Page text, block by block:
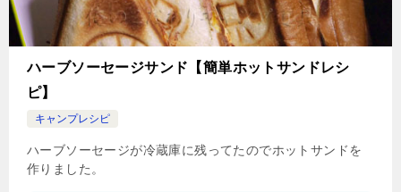
ハーブソーセージサンド【簡単ホットサンドレシ
ピ】
キャンプレシピ
ハーブソーセージが冷蔵庫に残ってたのでホットサンドを
作りました。